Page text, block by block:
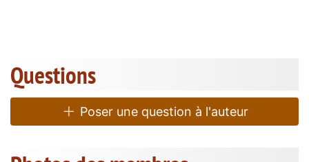
Questions
Poser une question à l'auteur